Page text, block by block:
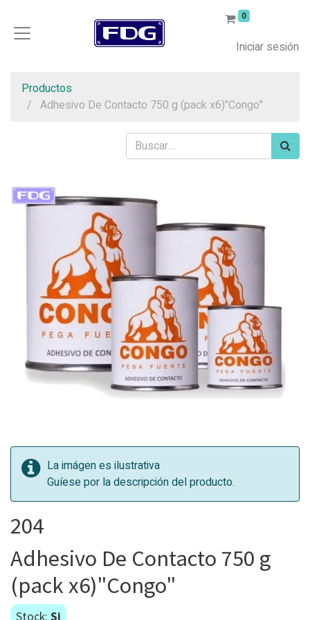
0
Iniciar sesión
Productos
Adhesivo De Contacto 750 g (pack x6)"Congo"
La imágen es ilustrativa
Guíese por la descripción del producto.
204
Adhesivo De Contacto 750 g
(pack x6)"Congo"
Stock: Si